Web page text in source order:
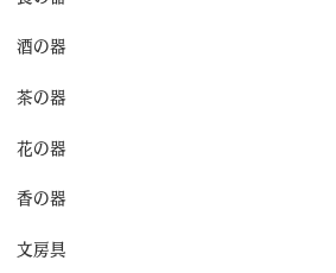
酒の器
茶の器
花の器
香の器
文房具